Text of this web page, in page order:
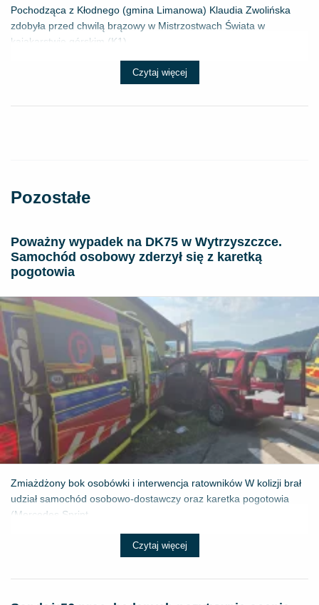
Pochodząca z Kłodnego (gmina Limanowa) Klaudia Zwolińska
zdobyła przed chwilą brązowy w Mistrzostwach Świata w
kajakarstwie górskim (K1) ...
Czytaj więcej
Pozostałe
Poważny wypadek na DK75 w Wytrzyszczce.
Samochód osobowy zderzył się z karetką
pogotowia
Zmiażdżony bok osobówki i interwencja ratowników W kolizji brał
udział samochód osobowo-dostawczy oraz karetka pogotowia
(Mercedes Sprint...
Czytaj więcej